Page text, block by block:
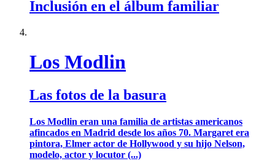
Inclusión en el álbum familiar
Los Modlin
Las fotos de la basura
Los Modlin eran una familia de artistas americanos
afincados en Madrid desde los años 70. Margaret era
pintora, Elmer actor de Hollywood y su hijo Nelson,
modelo, actor y locutor (...)